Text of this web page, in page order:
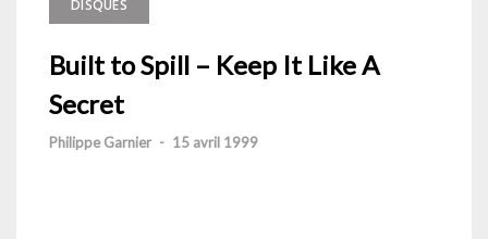
DISQUES
Built to Spill – Keep It Like A
Secret
Philippe Garnier - 15 avril 1999